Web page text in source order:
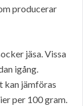
producerar
jäsa. Vissa
igång.
kan jämföras
per 100 gram.